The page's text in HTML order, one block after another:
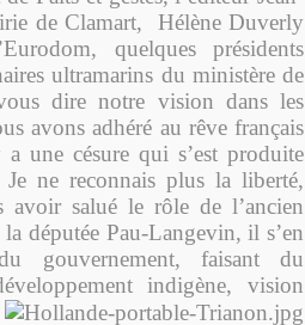
de Clamart, Hélène Duverly
quelques présidents
ultramarins du ministère de
dire notre vision dans les
avons adhéré au rêve français
une césure qui s’est produite
ne reconnais plus la liberté,
salué le rôle de l’ancien
députée Pau-Langevin, il s’en
gouvernement, faisant du
indigène, vision